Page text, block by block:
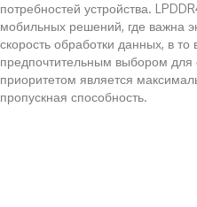
потребностей устройства.
мобильных решений, где важна
скорость обработки данных, в то
предпочтительным выбором для
приоритетом является
пропускная способность.